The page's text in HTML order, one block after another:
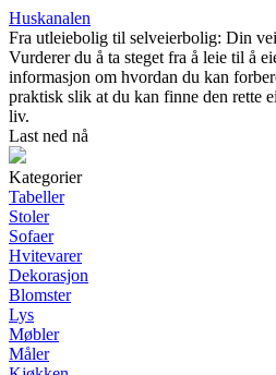
Huskanalen
Fra utleiebolig til selveierbolig: Din
Vurderer du å ta steget fra å leie til å
informasjon om hvordan du kan
praktisk slik at du kan finne den rette
liv.
Last ned nå
Kategorier
Tabeller
Stoler
Sofaer
Hvitevarer
Dekorasjon
Blomster
Lys
Møbler
Måler